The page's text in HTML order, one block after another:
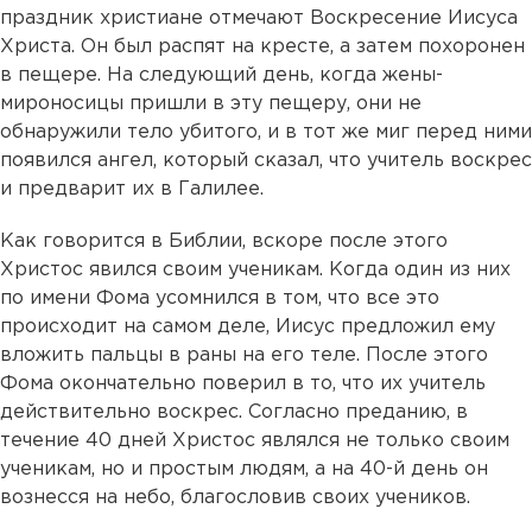
праздник христиане отмечают Воскресение Иисуса
Христа. Он был распят на кресте, а затем похоронен
в пещере. На следующий день, когда жены-
мироносицы пришли в эту пещеру, они не
обнаружили тело убитого, и в тот же миг перед ними
появился ангел, который сказал, что учитель воскрес
и предварит их в Галилее.
Как говорится в Библии, вскоре после этого
Христос явился своим ученикам. Когда один из них
по имени Фома усомнился в том, что все это
происходит на самом деле, Иисус предложил ему
вложить пальцы в раны на его теле. После этого
Фома окончательно поверил в то, что их учитель
действительно воскрес. Согласно преданию, в
течение 40 дней Христос являлся не только своим
ученикам, но и простым людям, а на 40-й день он
вознесся на небо, благословив своих учеников.